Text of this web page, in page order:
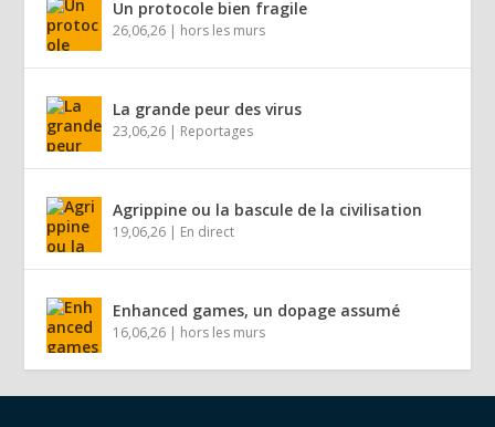
Un protocole bien fragile
26,06,26 | hors les murs
La grande peur des virus
23,06,26 | Reportages
Agrippine ou la bascule de la civilisation
19,06,26 | En direct
Enhanced games, un dopage assumé
16,06,26 | hors les murs